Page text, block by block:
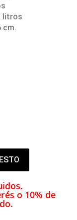
litros
cm.
o 10% de